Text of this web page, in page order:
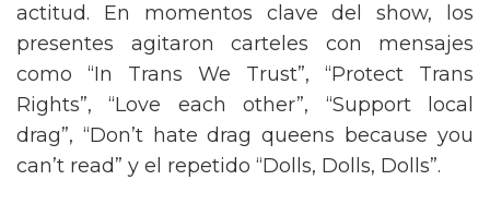
actitud. En momentos clave del show, los
presentes agitaron carteles con mensajes
como “In Trans We Trust”, “Protect Trans
Rights”, “Love each other”, “Support local
drag”, “Don’t hate drag queens because you
can’t read” y el repetido “Dolls, Dolls, Dolls”.